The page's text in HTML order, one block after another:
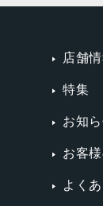
店舗
特集
お知
お客
よく